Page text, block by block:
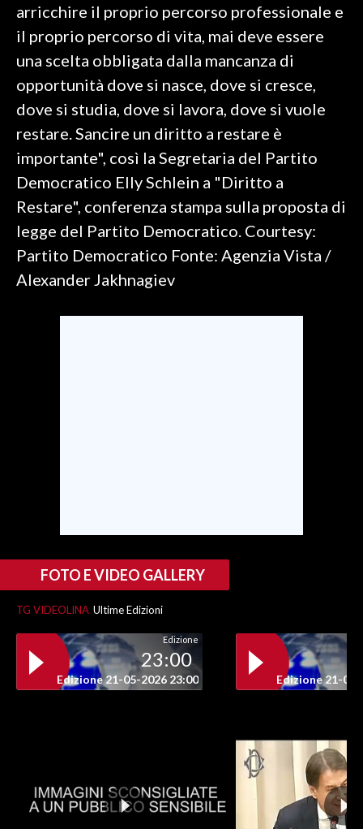
CULTURA
SPETTACOLI
GOSSIP
SALUTE
SARDI NEL MONDO
NECROLOGI
PUBBLICITÀ
SPIAGGE
arricchire il proprio percorso professionale e
il proprio percorso di vita, mai deve essere
una scelta obbligata dalla mancanza di
opportunità dove si nasce, dove si cresce,
dove si studia, dove si lavora, dove si vuole
restare. Sancire un diritto a restare è
importante", così la Segretaria del Partito
Democratico Elly Schlein a "Diritto a
Restare", conferenza stampa sulla proposta di
legge del Partito Democratico. Courtesy:
Partito Democratico Fonte: Agenzia Vista /
Alexander Jakhnagiev
FOTO E VIDEO GALLERY
TG VIDEOLINA Ultime Edizioni
Edizione
23:00
Edizione 21-05-2026 23:00 Edizione 21-05-